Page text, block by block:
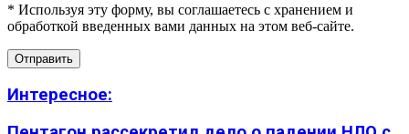
* Используя эту форму, вы соглашаетесь с хранением и
обработкой введенных вами данных на этом веб-сайте.
Интересное: